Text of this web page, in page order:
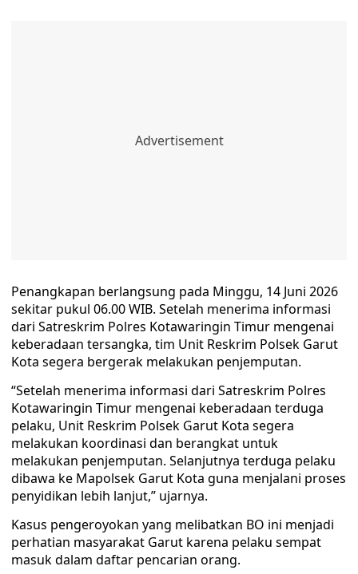
Penangkapan berlangsung pada Minggu, 14 Juni 2026
sekitar pukul 06.00 WIB. Setelah menerima informasi
dari Satreskrim Polres Kotawaringin Timur mengenai
keberadaan tersangka, tim Unit Reskrim Polsek Garut
Kota segera bergerak melakukan penjemputan.
“Setelah menerima informasi dari Satreskrim Polres
Kotawaringin Timur mengenai keberadaan terduga
pelaku, Unit Reskrim Polsek Garut Kota segera
melakukan koordinasi dan berangkat untuk
melakukan penjemputan. Selanjutnya terduga pelaku
dibawa ke Mapolsek Garut Kota guna menjalani proses
penyidikan lebih lanjut,” ujarnya.
Kasus pengeroyokan yang melibatkan BO ini menjadi
perhatian masyarakat Garut karena pelaku sempat
masuk dalam daftar pencarian orang.